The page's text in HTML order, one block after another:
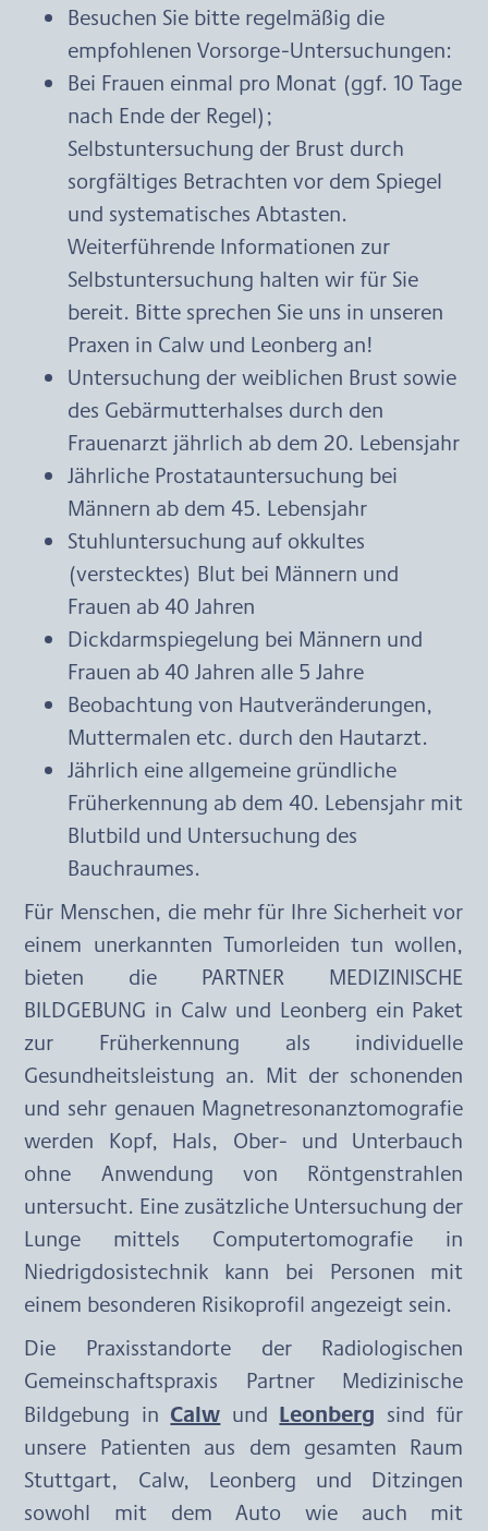
Besuchen Sie bitte regelmäßig die
empfohlenen Vorsorge-Untersuchungen:
Bei Frauen einmal pro Monat (ggf. 10 Tage
nach Ende der Regel);
Selbstuntersuchung der Brust durch
sorgfältiges Betrachten vor dem Spiegel
und systematisches Abtasten.
Weiterführende Informationen zur
Selbstuntersuchung halten wir für Sie
bereit. Bitte sprechen Sie uns in unseren
Praxen in Calw und Leonberg an!
Untersuchung der weiblichen Brust sowie
des Gebärmutterhalses durch den
Frauenarzt jährlich ab dem 20. Lebensjahr
Jährliche Prostatauntersuchung bei
Männern ab dem 45. Lebensjahr
Stuhluntersuchung auf okkultes
(verstecktes) Blut bei Männern und
Frauen ab 40 Jahren
Dickdarmspiegelung bei Männern und
Frauen ab 40 Jahren alle 5 Jahre
Beobachtung von Hautveränderungen,
Muttermalen etc. durch den Hautarzt.
Jährlich eine allgemeine gründliche
Früherkennung ab dem 40. Lebensjahr mit
Blutbild und Untersuchung des
Bauchraumes.
Für Menschen, die mehr für Ihre Sicherheit vor
einem unerkannten Tumorleiden tun wollen,
bieten die PARTNER MEDIZINISCHE
BILDGEBUNG in Calw und Leonberg ein Paket
zur Früherkennung als individuelle
Gesundheitsleistung an. Mit der schonenden
und sehr genauen Magnetresonanztomografie
werden Kopf, Hals, Ober- und Unterbauch
ohne Anwendung von Röntgenstrahlen
untersucht. Eine zusätzliche Untersuchung der
Lunge mittels Computertomografie in
Niedrigdosistechnik kann bei Personen mit
einem besonderen Risikoprofil angezeigt sein.
Die Praxisstandorte der Radiologischen
Gemeinschaftspraxis Partner Medizinische
Bildgebung in Calw und Leonberg sind für
unsere Patienten aus dem gesamten Raum
Stuttgart, Calw, Leonberg und Ditzingen
sowohl mit dem Auto wie auch mit